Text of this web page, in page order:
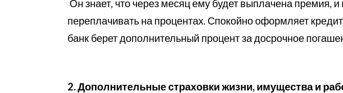
Он знает, что через месяц ему будет выплачена премия,
переплачивать на процентах. Спокойно оформляет
банк берет дополнительный процент за досрочное
2. Дополнительные страховки жизни, имущества и